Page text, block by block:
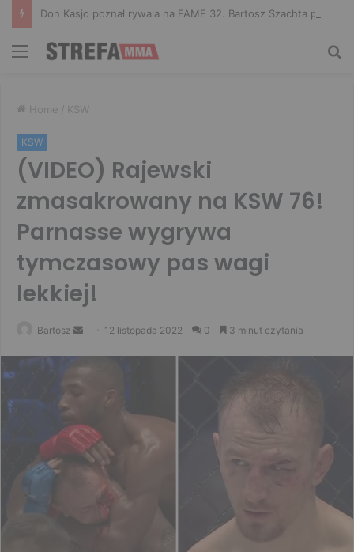
Menu
Home / KSW
KSW
(VIDEO) Rajewski
zmasakrowany na KSW 76!
Parnasse wygrywa
tymczasowy pas wagi
lekkiej!
Bartosz
Send
email
12 listopada 2022 0 3 minut czytania